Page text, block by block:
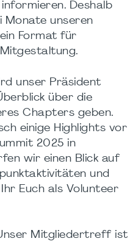
Deshalb
Monate unseren
Format für
Mitgestaltung.
unser Präsident
über die
Chapters geben.
einige Highlights vor
2025 in
wir einen Blick auf
und
Euch als Volunteer
Mitgliedertreff ist